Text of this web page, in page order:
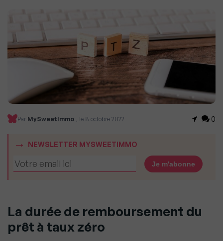
Par MySweetImmo , le 8 octobre 2022 0
NEWSLETTER MYSWEETIMMO
La durée de remboursement du
prêt à taux zéro